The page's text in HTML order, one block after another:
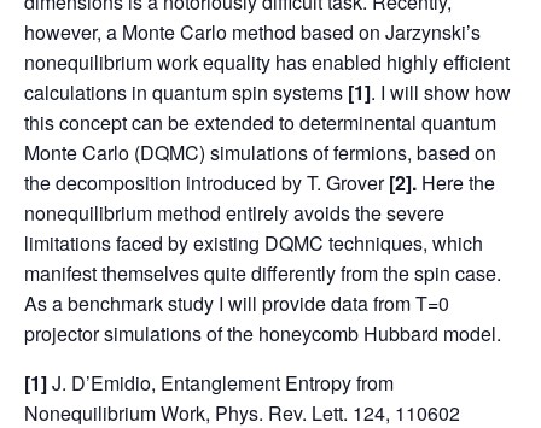
however, a Monte Carlo method based on Jarzynski’s
nonequilibrium work equality has enabled highly efficient
calculations in quantum spin systems [1]. I will show how
this concept can be extended to determinental quantum
Monte Carlo (DQMC) simulations of fermions, based on
the decomposition introduced by T. Grover[2]. Here the
nonequilibrium method entirely avoids the severe
limitations faced by existing DQMC techniques, which
manifest themselves quite differently from the spin case.
As a benchmark study I will provide data from T=0
projector simulations of the honeycomb Hubbard model.
[1]J. D’Emidio, Entanglement Entropy from
Nonequilibrium Work, Phys. Rev. Lett. 124, 110602